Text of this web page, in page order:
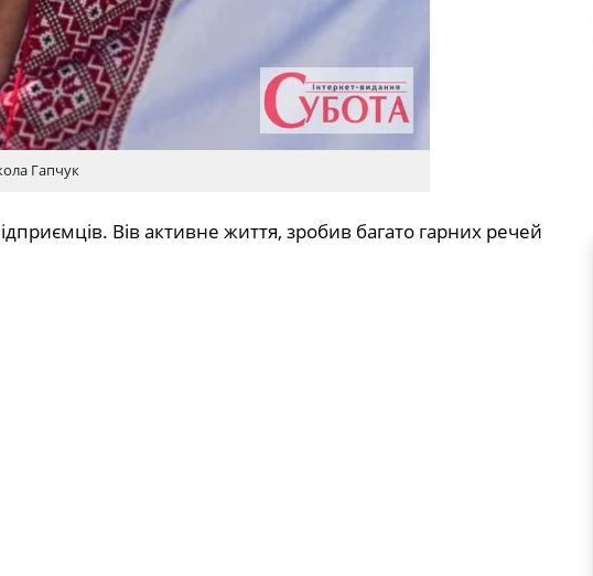
Гапчук
Вів активне життя, зробив багато гарних речей